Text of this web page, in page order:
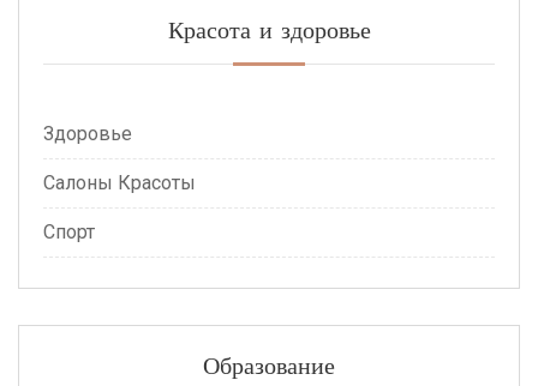
Красота и здоровье
Здоровье
Салоны Красоты
Спорт
Образование